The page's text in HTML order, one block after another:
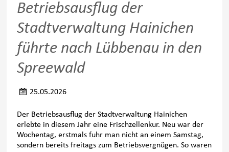
Betriebsausflug der
Stadtverwaltung Hainichen
führte nach Lübbenau in den
Spreewald
25.05.2026
Der Betriebsausflug der Stadtverwaltung Hainichen
erlebte in diesem Jahr eine Frischzellenkur. Neu war der
Wochentag, erstmals fuhr man nicht an einem Samstag,
sondern bereits freitags zum Betriebsvergnügen. So waren